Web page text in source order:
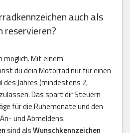
auch als
reservieren?
möglich. Mit einem
du dein Motorrad nur für einen
Jahres (mindestens 2,
Das spart dir Steuern
für die Ruhemonate und den
und Abmeldens.
sind alsWunschkennzeichen